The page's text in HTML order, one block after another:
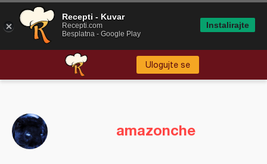
Ulogujte se
amazonche
Recepti - Kuvar
Recepti.com
Besplatna - Google Play
Instalirajte